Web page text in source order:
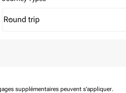
Journey Types option Round trip
Round trip
keyboard_arrow_down
supplémentaires peuvent s'appliquer.